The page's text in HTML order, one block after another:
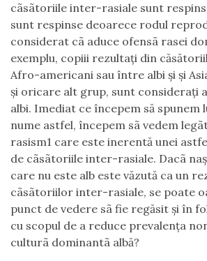
cãsãtoriile inter-rasiale sunt
sunt respinse deoarece rodul
considerat cã aduce ofensã rasei
exemplu, copiii rezultaţi din
Afro-americani sau între albi şi şi
şi oricare alt grup, sunt consideraţi
albi. Imediat ce începem să
nume astfel, începem sã vedem
rasism1 care este inerentă unei
de cãsãtoriile inter-rasiale. Dacã
care nu este alb este văzută ca un
cãsãtoriilor inter-rasiale, se poate
punct de vedere sã fie regăsit şi în
cu scopul de a reduce prevalenţa
culturã dominantã albă?